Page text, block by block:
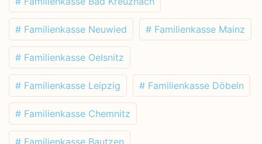
# Familienkasse Neuwied # Familienkasse Mainz
# Familienkasse Oelsnitz
# Familienkasse Leipzig # Familienkasse Döbeln
# Familienkasse Chemnitz
# Familienkasse Bautzen